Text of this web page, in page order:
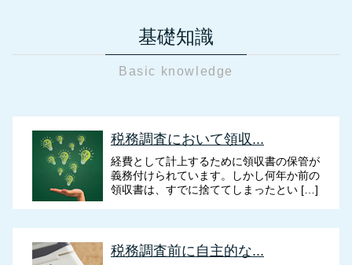
基礎知識
Basic knowledge
税務調査において領収...
経費として計上するために領収書の保管が
義務付けられています。しかし何年か前の
領収書は、すでに捨ててしまったとい […]
税務調査前に自主的な...